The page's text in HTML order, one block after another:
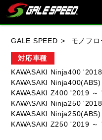
HONDA YAMAHA
KAWASAKI BMW
GALE SPEED モノフ
対応車種
KAWASAKI Ninja400
KAWASAKI
KAWASAKI Z400 '2019 ～
KAWASAKI Ninja250
KAWASAKI
KAWASAKI Z250 '2019 ～